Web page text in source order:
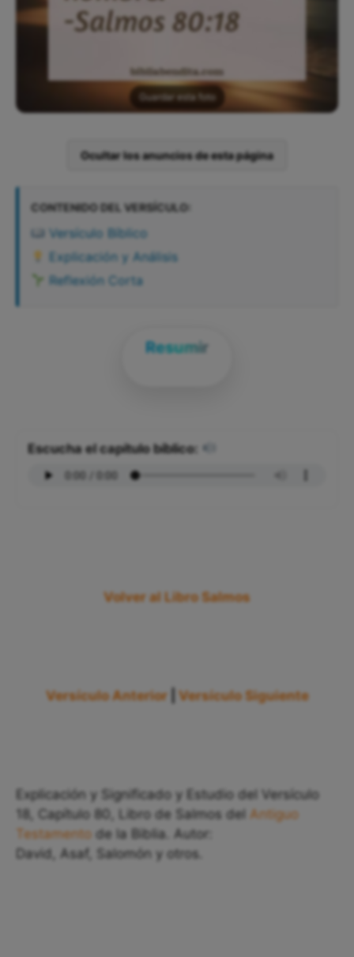
Guardar esta foto
Ocultar los anuncios de esta página
CONTENIDO DEL VERSÍCULO:
Versículo Bíblico
Explicación y Análisis
Reflexión Corta
Resumir
Escucha el capítulo bíblico:
Volver al Libro Salmos
Versículo Anterior Versículo Siguiente
Explicación y Significado y Estudio del Versículo
18, Capítulo 80, Libro de Salmos del Antiguo
Testamento de la Biblia. Autor:
David, Asaf, Salomón y otros.